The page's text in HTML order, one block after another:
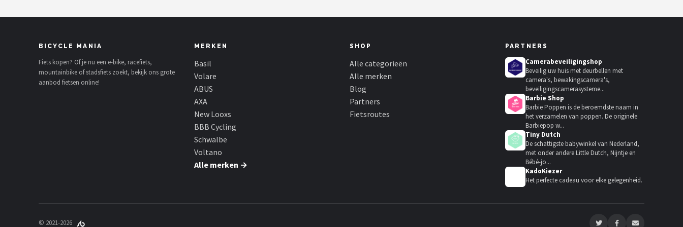
BICYCLE MANIA
Fiets kopen? Of je nu een e-bike, racefiets,
mountainbike of stadsfiets zoekt, bekijk ons grote
aanbod fietsen online!
MERKEN
Basil
Volare
ABUS
AXA
New Looxs
BBB Cycling
Schwalbe
Voltano
Alle merken →
SHOP
Alle categorieën
Alle merken
Blog
Partners
Fietsroutes
PARTNERS
Camerabeveiligingshop
Beveilig uw huis met deurbellen met
camera's, bewakingscamera's,
beveiligingscamerasysteme...
Barbie Shop
Barbie Poppen is de beroemdste naam in
het verzamelen van poppen. De originele
Barbiepop w...
Tiny Dutch
De schattigste babywinkel van Nederland,
met onder andere Little Dutch, Nijntje en
Bébé-jo...
KadoKiezer
Het perfecte cadeau voor elke gelegenheid.
© 2021-2026